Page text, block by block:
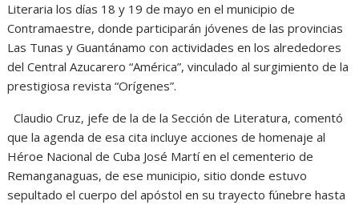
Literaria los días 18 y 19 de mayo en el municipio de
Contramaestre, donde participarán jóvenes de las provincias
Las Tunas y Guantánamo con actividades en los alrededores
del Central Azucarero “América”, vinculado al surgimiento de la
prestigiosa revista “Orígenes”.
Claudio Cruz, jefe de la de la Sección de Literatura, comentó
que la agenda de esa cita incluye acciones de homenaje al
Héroe Nacional de Cuba José Martí en el cementerio de
Remanganaguas, de ese municipio, sitio donde estuvo
sepultado el cuerpo del apóstol en su trayecto fúnebre hasta